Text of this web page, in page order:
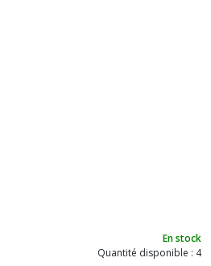
En stock
Quantité disponible : 4